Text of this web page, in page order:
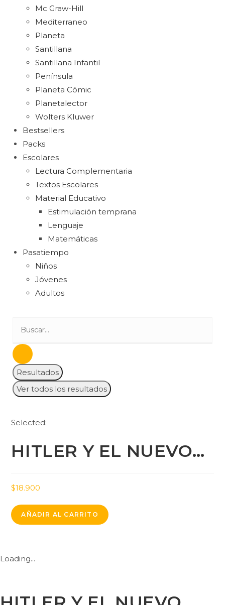
Mc Graw-Hill
Mediterraneo
Planeta
Santillana
Santillana Infantil
Península
Planeta Cómic
Planetalector
Wolters Kluwer
Bestsellers
Packs
Escolares
Lectura Complementaria
Textos Escolares
Material Educativo
Estimulación temprana
Lenguaje
Matemáticas
Pasatiempo
Niños
Jóvenes
Adultos
Resultados
Ver todos los resultados
Selected:
HITLER Y EL NUEVO…
$18.900
AÑADIR AL CARRITO
Loading...